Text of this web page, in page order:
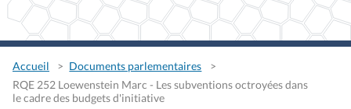
Accueil
Documents parlementaires
RQE 252 Loewenstein Marc - Les subventions octroyées dans
le cadre des budgets d'initiative